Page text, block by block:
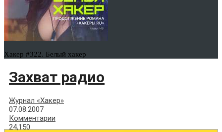
Хакер #322. Белый хакер
Захват радио
Журнал «Хакер»
07.08.2007
Комментарии
24,150